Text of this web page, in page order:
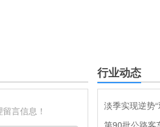
言信息！
行业动态